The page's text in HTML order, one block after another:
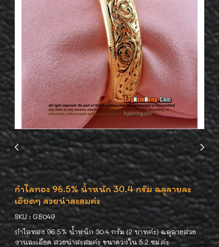
กำไลทอง 96.5% น้ำหนัก 30.4 กรัม ฉลุลายละ
เอียดๆ สวยน่าสะสมค่ะ
SKU : GB049
กำไลทอง 96.5% น้ำหนัก 30.4 กรัม (2 บาทค่ะ) ฉลุลายสวย
งานละเอียด สวยน่าสะสมค่ะ ขนาดวงใน 5.2 ซม.ค่ะ